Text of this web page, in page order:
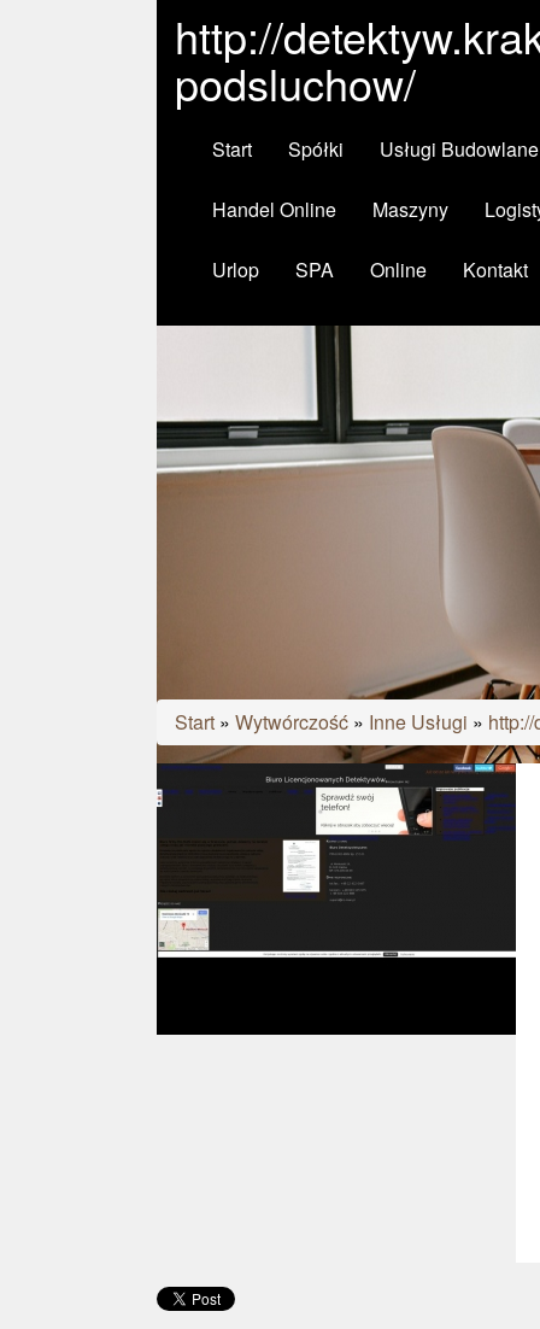
http://
podsluchow/
Start Spółki Usługi Budowlane
Handel Online Maszyny
Urlop SPA Online Kontakt
Start » Wytwórczość » Inne Usługi »